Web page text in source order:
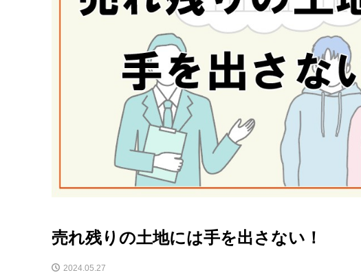
売れ残りの土地には手を出さない！
2024.05.27